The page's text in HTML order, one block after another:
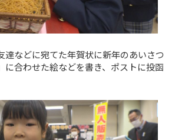
達などに宛てた年賀状に新年のあいさつ
に合わせた絵などを書き、ポストに投函